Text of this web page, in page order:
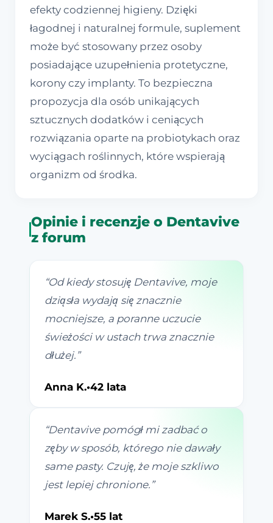
efekty codziennej higieny. Dzięki
łagodnej i naturalnej formule, suplement
może być stosowany przez osoby
posiadające uzupełnienia protetyczne,
korony czy implanty. To bezpieczna
propozycja dla osób unikających
sztucznych dodatków i ceniących
rozwiązania oparte na probiotykach oraz
wyciągach roślinnych, które wspierają
organizm od środka.
Opinie i recenzje o Dentavive
z forum
“Od kiedy stosuję Dentavive, moje
dziąsła wydają się znacznie
mocniejsze, a poranne uczucie
świeżości w ustach trwa znacznie
dłużej. ”
Anna K.•42 lata
“Dentavive pomógł mi zadbać o
zęby w sposób, którego nie dawały
same pasty. Czuję, że moje szkliwo
jest lepiej chronione. ”
Marek S.•55 lat